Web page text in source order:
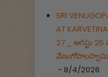
SRI
AT
27 _ ఆగస్టు
- 8/4/2026